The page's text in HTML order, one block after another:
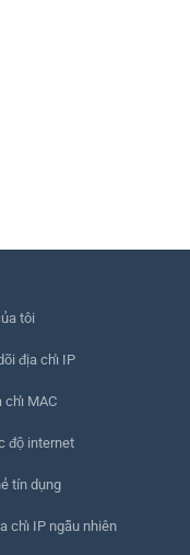
tôi
địa chỉ IP
chỉ MAC
độ internet
tín dụng
chỉ IP ngẫu nhiên